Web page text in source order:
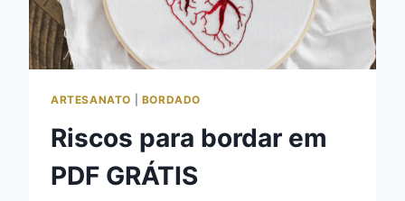
ARTESANATO BORDADO
Riscos para bordar em
PDF GRÁTIS